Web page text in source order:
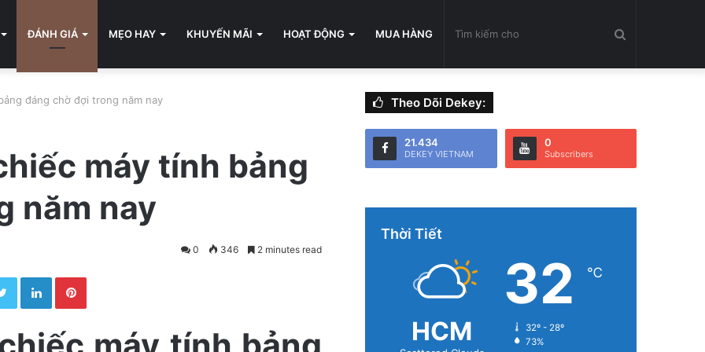
ĐÁNH GIÁ MẸO HAY KHUYẾN MÃI HOẠT ĐỘNG MUA HÀNG
cho
đáng chờ đợi trong năm nay
máy tính bảng
năm nay
0 346 2 minutes read
Twitter LinkedIn
Theo Dõi Dekey:
21.434
DEKEY VIETNAM
0
Subscribers
Thời Tiết
HCM
32 ℃
32º - 28º
73%